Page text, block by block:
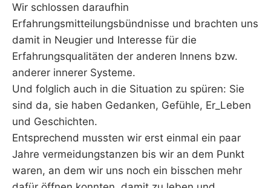
Wir schlossen daraufhin
Erfahrungsmitteilungsbündnisse und brachten uns
damit in Neugier und Interesse für die
Erfahrungsqualitäten der anderen Innens bzw.
anderer innerer Systeme.
Und folglich auch in die Situation zu spüren: Sie
sind da, sie haben Gedanken, Gefühle, Er_Leben
und Geschichten.
Entsprechend mussten wir erst einmal ein paar
Jahre vermeidungstanzen bis wir an dem Punkt
waren, an dem wir uns noch ein bisschen mehr